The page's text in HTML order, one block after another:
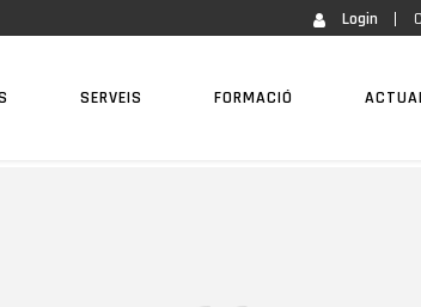
Login
SERVEIS FORMACIÓ